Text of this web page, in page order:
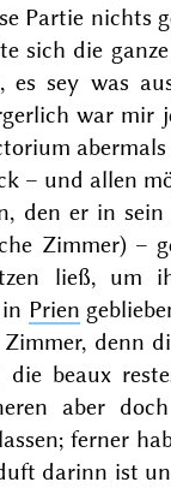
Partie nichts
sich die
es sey was
war
– und allen
den er in
Zimmer) –
ließ, um
Prien
denn
die beaux
aber
ferner
darinn ist